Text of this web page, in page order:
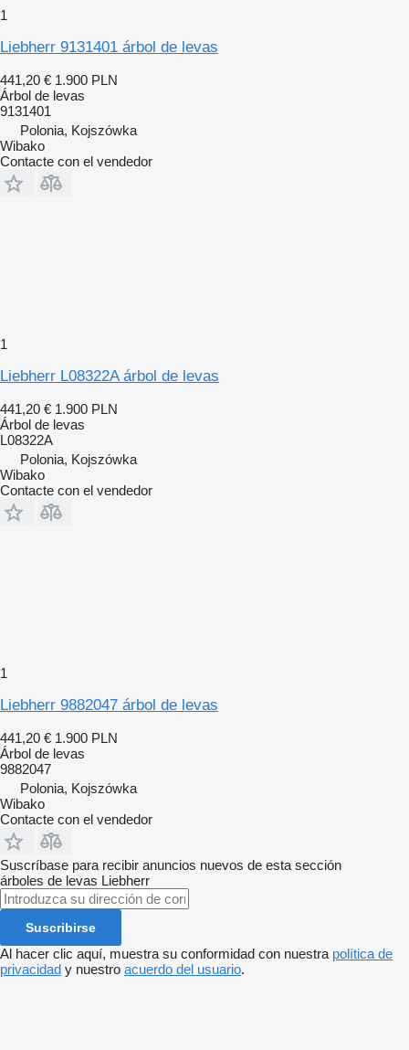
1
Liebherr 9131401 árbol de levas
441,20 € 1.900 PLN
Árbol de levas
9131401
Polonia, Kojszówka
Wibako
Contacte con el vendedor
1
Liebherr L08322A árbol de levas
441,20 € 1.900 PLN
Árbol de levas
L08322A
Polonia, Kojszówka
Wibako
Contacte con el vendedor
1
Liebherr 9882047 árbol de levas
441,20 € 1.900 PLN
Árbol de levas
9882047
Polonia, Kojszówka
Wibako
Contacte con el vendedor
Suscríbase para recibir anuncios nuevos de esta sección
árboles de levas Liebherr
Suscribirse
Al hacer clic aquí, muestra su conformidad con nuestra política de
privacidad y nuestro acuerdo del usuario.